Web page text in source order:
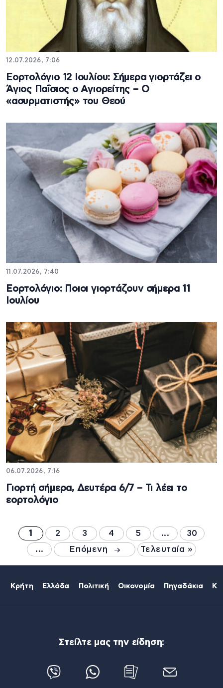
12.07.2026, 7:06
Εορτολόγιο 12 Ιουλίου: Σήμερα γιορτάζει ο
Άγιος Παΐσιος ο Αγιορείτης – Ο
«ασυρματιστής» του Θεού
11.07.2026, 7:40
Εορτολόγιο: Ποιοι γιορτάζουν σήμερα 11
Ιουλίου
06.07.2026, 7:16
Γιορτή σήμερα, Δευτέρα 6/7 – Τι λέει το
εορτολόγιο
1 2 3 4 5 ...
30
...
Επόμενη Τελευταία »
Κρήτη Ελλάδα Πολιτική Οικονομία Πηγαδάκια
Στείλτε μας την είδηση: